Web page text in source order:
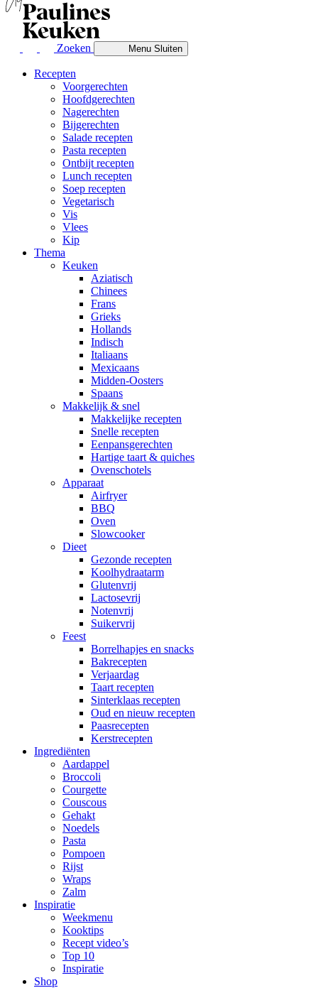
Zoeken MenuSluiten
Recepten
Voorgerechten
Hoofdgerechten
Nagerechten
Bijgerechten
Salade recepten
Pasta recepten
Ontbijt recepten
Lunch recepten
Soep recepten
Vegetarisch
Vis
Vlees
Kip
Thema
Keuken
Aziatisch
Chinees
Frans
Grieks
Hollands
Indisch
Italiaans
Mexicaans
Midden-Oosters
Spaans
Makkelijk & snel
Makkelijke recepten
Snelle recepten
Eenpansgerechten
Hartige taart & quiches
Ovenschotels
Apparaat
Airfryer
BBQ
Oven
Slowcooker
Dieet
Gezonde recepten
Koolhydraatarm
Glutenvrij
Lactosevrij
Notenvrij
Suikervrij
Feest
Borrelhapjes en snacks
Bakrecepten
Verjaardag
Taart recepten
Sinterklaas recepten
Oud en nieuw recepten
Paasrecepten
Kerstrecepten
Ingrediënten
Aardappel
Broccoli
Courgette
Couscous
Gehakt
Noedels
Pasta
Pompoen
Rijst
Wraps
Zalm
Inspiratie
Weekmenu
Kooktips
Recept video’s
Top 10
Inspiratie
Shop